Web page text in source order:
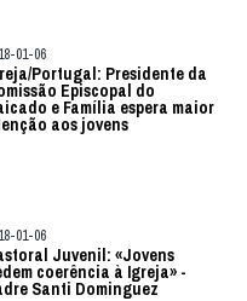
01-06
Portugal: Presidente da
Episcopal do
e Família espera maior
aos jovens
01-06
Juvenil: «Jovens
coerência à Igreja» -
Santi Dominguez